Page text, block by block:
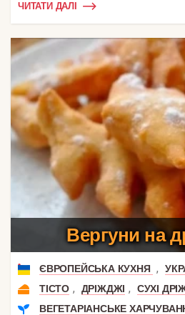
ЧИТАТИ ДАЛІ
Вергуни на
ЄВРОПЕЙСЬКА КУХНЯ ,
ТІСТО , ДРІЖДЖІ ,
СУХІ
ВЕГЕТАРІАНСЬКЕ